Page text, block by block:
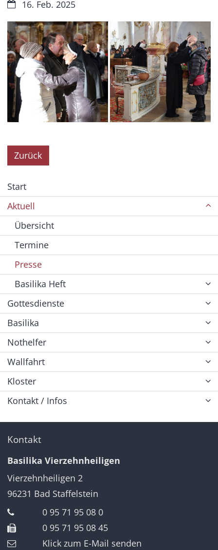
Datum:16. Feb. 2025
Zurück
Start
Aktuell
Übersicht
Termine
Presse
Basilika Heft
Gottesdienste
Basilika
Nothelfer
Wallfahrt
Kloster
Kontakt / Infos
Kontakt
Basilika Vierzehnheiligen
Vierzehnheiligen 2
96231 Bad Staffelstein
0 95 71 95 08 0
0 95 71 95 08 45
Klick zum E-Mail senden